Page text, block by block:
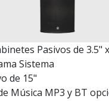
Pasivos de 3.5"
Sistema
de 15"
Música MP3 y BT